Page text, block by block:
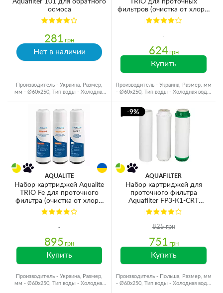
Aquafilter 101 для обратного
осмоса
281 грн
Нет в наличии
Производитель - Украина, Размер,
мм - Ø60x250, Тип воды - Холодная
TRIO для проточных
фильтров (очистка от хлора,
органики и смягчение)
624 грн
Купить
Производитель - Украина, Размер, мм
- Ø60x250, Тип воды - Холодная вода,
AQUALITE
Набор картриджей Aqualite
TRIO Fe для проточного
фильтра (очистка от хлора,
органики, железа и
смягчение)
895 грн
Купить
Производитель - Украина, Размер,
мм - Ø60x250, Тип воды - Холодная
-9%
AQUAFILTER
Набор картриджей для
проточного фильтра
Aquafilter FP3-K1-CRT
Ø70x250мм 45°C
(механическая очистка,
умягчение удаление железа)
825 грн
751 грн
Купить
Производитель - Польша, Размер, мм
- Ø60x250, Тип воды - Холодная вода,